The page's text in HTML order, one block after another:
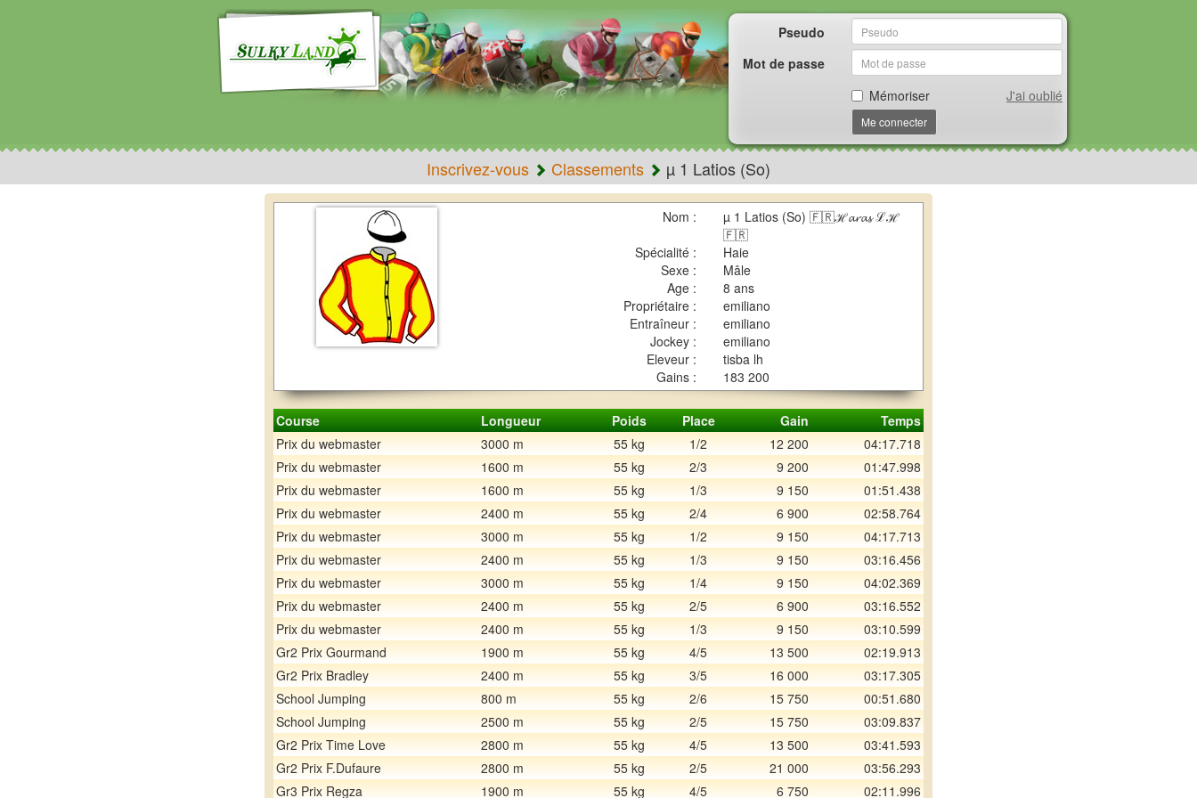
Pseudo
Mot de passe
Mémoriser
J'ai oublié
Me connecter
Inscrivez-vous Classements µ 1 Latios (So)
Nom :
µ 1 Latios (So) 🇫🇷ℋ𝓪𝓻𝓪𝓼 ℒℋ
🇫🇷
Spécialité :
Haie
Sexe :
Mâle
Age :
8 ans
Propriétaire :
emiliano
Entraîneur :
emiliano
Jockey :
emiliano
Eleveur :
tisba lh
Gains :
183 200
Course Longueur Poids Place Gain
Temps
Prix du webmaster
3000 m 55 kg 1/2 12 200
04:17.718
Prix du webmaster
1600 m 55 kg 2/3 9 200
01:47.998
Prix du webmaster
1600 m 55 kg 1/3 9 150
01:51.438
Prix du webmaster
2400 m 55 kg 2/4 6 900
02:58.764
Prix du webmaster
3000 m 55 kg 1/2 9 150
04:17.713
Prix du webmaster
2400 m 55 kg 1/3 9 150
03:16.456
Prix du webmaster
3000 m 55 kg 1/4 9 150
04:02.369
Prix du webmaster
2400 m 55 kg 2/5 6 900
03:16.552
Prix du webmaster
2400 m 55 kg 1/3 9 150
03:10.599
Gr2 Prix Gourmand
1900 m 55 kg 4/5 13 500
02:19.913
Gr2 Prix Bradley
2400 m 55 kg 3/5 16 000
03:17.305
School Jumping
800 m 55 kg 2/6 15 750
00:51.680
School Jumping
2500 m 55 kg 2/5 15 750
03:09.837
Gr2 Prix Time Love
2800 m 55 kg 4/5 13 500
03:41.593
Gr2 Prix F.Dufaure
2800 m 55 kg 2/5 21 000
03:56.293
Gr3 Prix Regza
1900 m 55 kg 4/5 6 750 02:11.996